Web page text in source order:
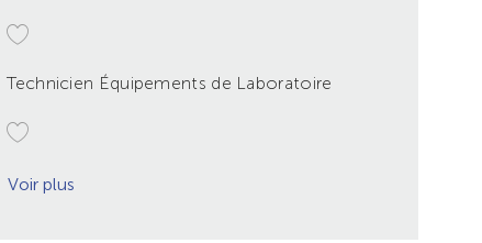
Technicien Équipements de Laboratoire
Voir plus